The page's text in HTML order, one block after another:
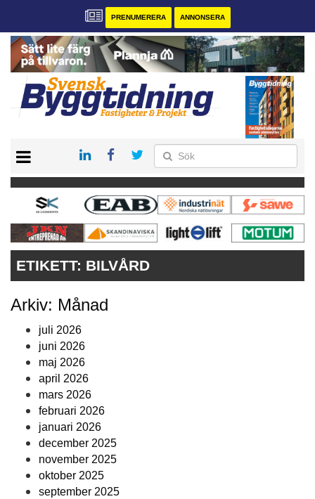
PRENUMERERA ANNONSERA
PRENUMERERA
VÅRA ANDRA MAGASIN
ANNONSERA
KONTAKT
ETIKETT: BILVÅRD
Arkiv: Månad
juli 2026
juni 2026
maj 2026
april 2026
mars 2026
februari 2026
januari 2026
december 2025
november 2025
oktober 2025
september 2025